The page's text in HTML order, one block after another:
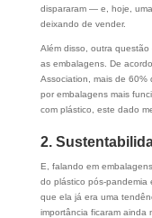
dispararam — e, hoje,
deixando de vender.
Além disso, outra
as embalagens. De
Association, mais de 60%
por embalagens mais
com plástico, este dado
2.
E, falando em
do plástico pós-pandemia
que ela já era uma
importância ficaram ainda